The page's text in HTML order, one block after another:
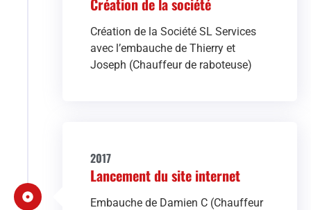
Création de la Société SL Services
avec l’embauche de Thierry et
Joseph (Chauffeur de raboteuse)
2017
Lancement du site internet
Embauche de Damien C (Chauffeur